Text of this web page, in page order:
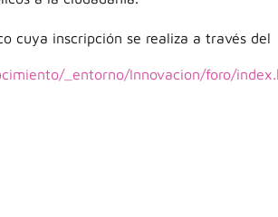
cuya inscripción se realiza a través del
_entorno/Innovacion/foro/